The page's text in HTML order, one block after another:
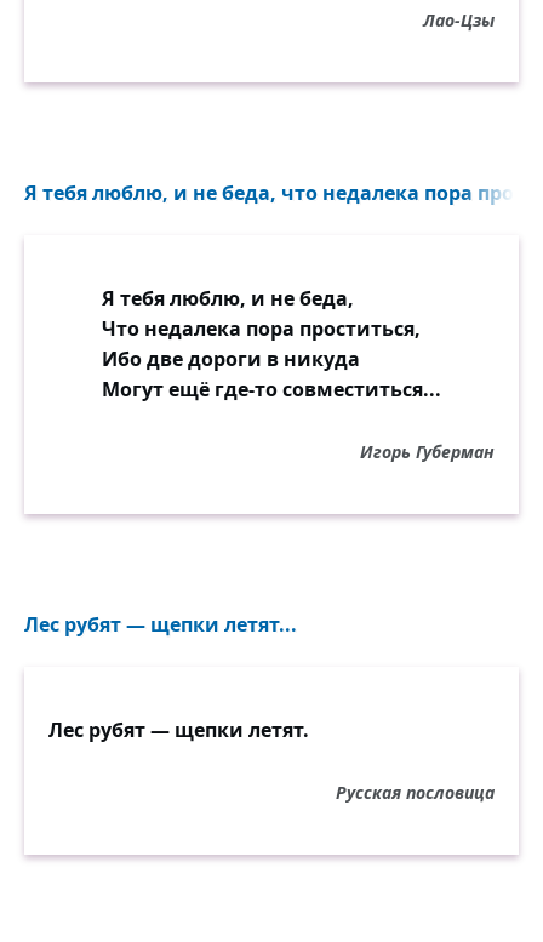
Лао-Цзы
Я тебя люблю, и не беда, что недалека пора
Я тебя люблю, и не беда,
Что недалека пора проститься,
Ибо две дороги в никуда
Могут ещё где-то совместиться...
Игорь Губерман
Лес рубят — щепки летят...
Лес рубят — щепки летят.
Русская пословица